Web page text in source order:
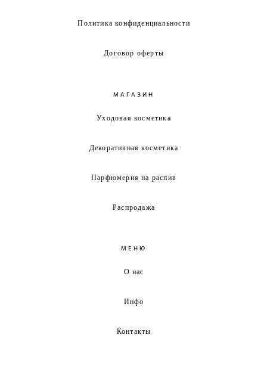
Политика конфиденциальности
Договор оферты
МАГАЗИН
Уходовая косметика
Декоративная косметика
Парфюмерия на распив
Распродажа
МЕНЮ
О нас
Инфо
Контакты